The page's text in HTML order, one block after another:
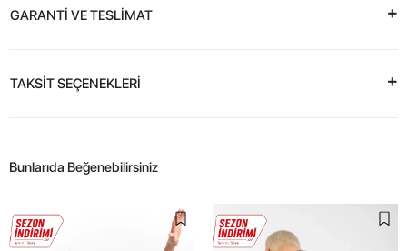
GARANTİ VE TESLİMAT
TAKSİT SEÇENEKLERİ
Bunlarıda Beğenebilirsiniz